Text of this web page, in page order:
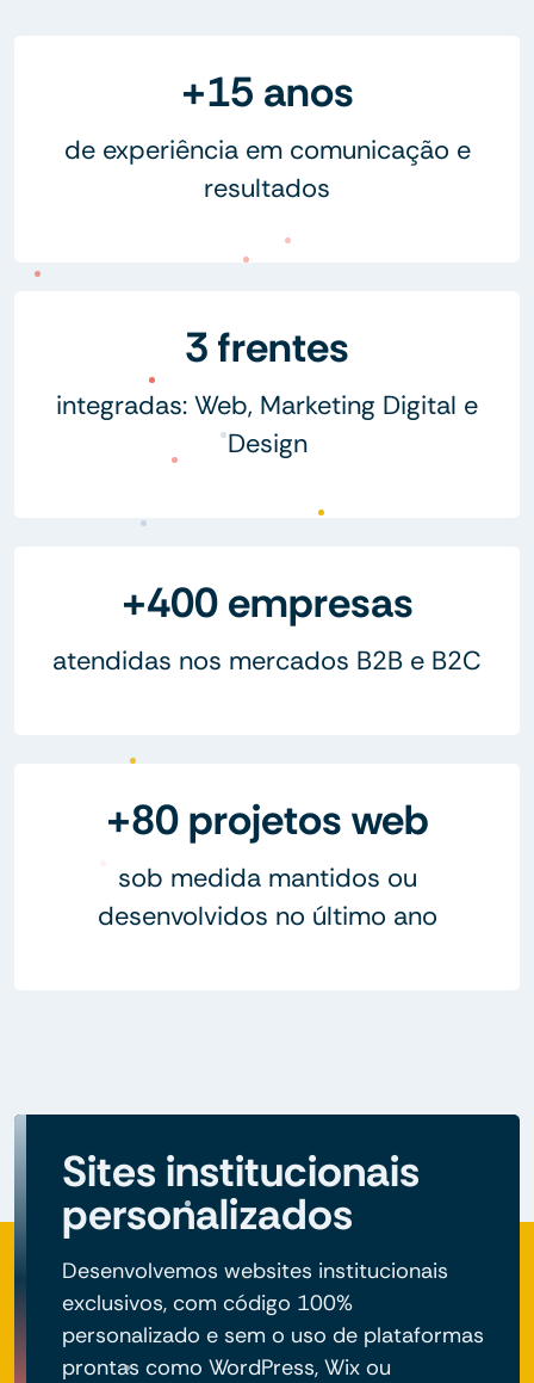
+15 anos
de experiência em comunicação e
resultados
3 frentes
integradas: Web, Marketing Digital e
Design
+400 empresas
atendidas nos mercados B2B e B2C
+80 projetos web
sob medida mantidos ou
desenvolvidos no último ano
Sites institucionais
personalizados
Desenvolvemos websites institucionais
exclusivos, com código 100%
personalizado e sem o uso de plataformas
prontas como WordPress, Wix ou